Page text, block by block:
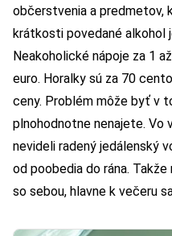
občerstvenia a predmetov,
krátkosti povedané alkohol
Neakoholické nápoje za 1
euro. Horalky sú za 70
ceny. Problém môže byť v
plnohodnotne nenajete. Vo
nevideli radený jedálenský
od poobedia do rána.
so sebou, hlavne k večeru